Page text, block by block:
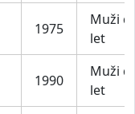
1975
Muži
let
1990
Muži
let